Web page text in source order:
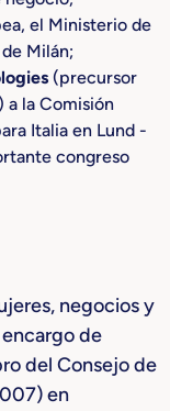
el Ministerio de
Milán;
(precursor
a la Comisión
Italia en Lund -
congreso
negocios y
de
del Consejo de
en